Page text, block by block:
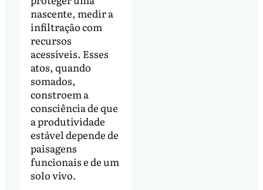
nascente, medir a
infiltração com
recursos
acessíveis. Esses
atos, quando
somados,
constroem a
consciência de que
a produtividade
estável depende de
paisagens
funcionais e de um
solo vivo.